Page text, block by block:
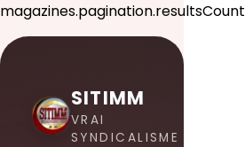
magazines.pagination.resultsCount
SITIMM
VRAI
SYNDICALISME